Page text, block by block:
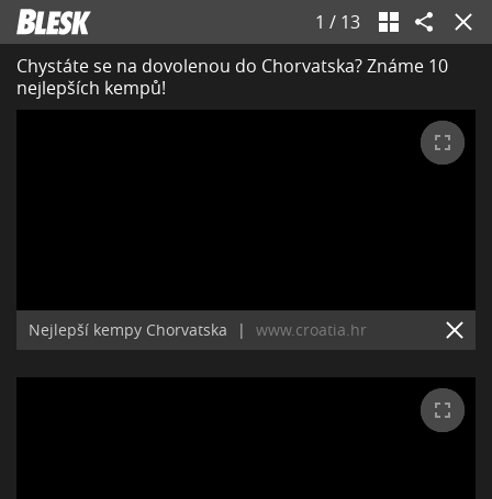
1 / 13
Chystáte se na dovolenou do Chorvatska? Známe 10
nejlepších kempů!
Nejlepší kempy Chorvatska | www.croatia.hr